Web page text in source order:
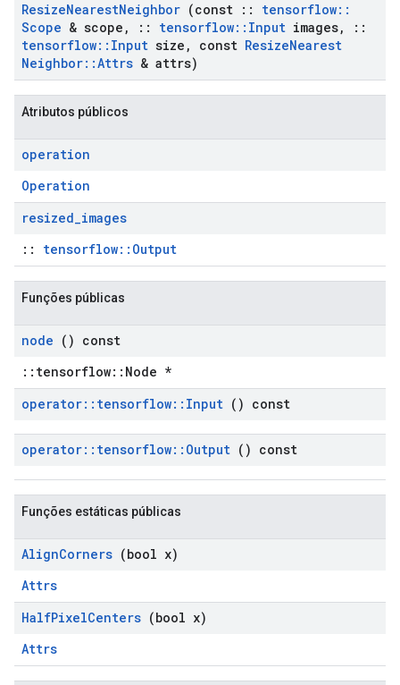
ResizeNearestNeighbor (const :: tensorflow::
Scope & scope , :: tensorflow:: Input images,
::
tensorflow:: Input size , const ResizeNearest
Neighbor::Attrs & attrs)
Atributos públicos
operation
Operation
resized_images
:: tensorflow::Output
Funções públicas
node () const
::tensorflow::Node *
operator:: tensorflow:: Input () const
operator:: tensorflow:: Output () const
Funções estáticas públicas
AlignCorners (bool x)
Attrs
HalfPixelCenters (bool x)
Attrs